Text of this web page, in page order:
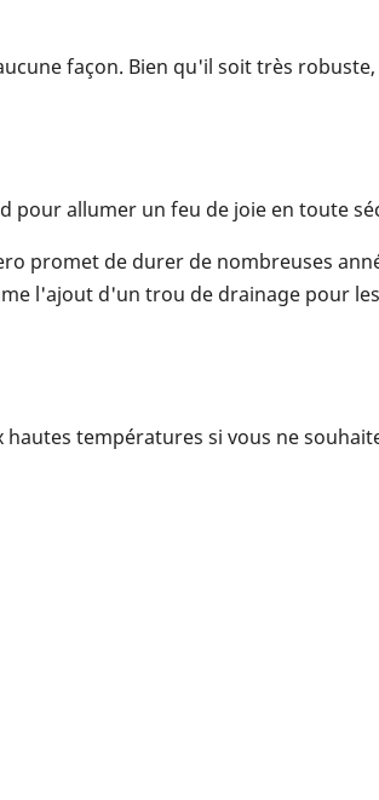
façon. Bien qu'il soit très robuste,
pour allumer un feu de joie en toute
promet de durer de nombreuses
l'ajout d'un trou de drainage pour les
températures si vous ne